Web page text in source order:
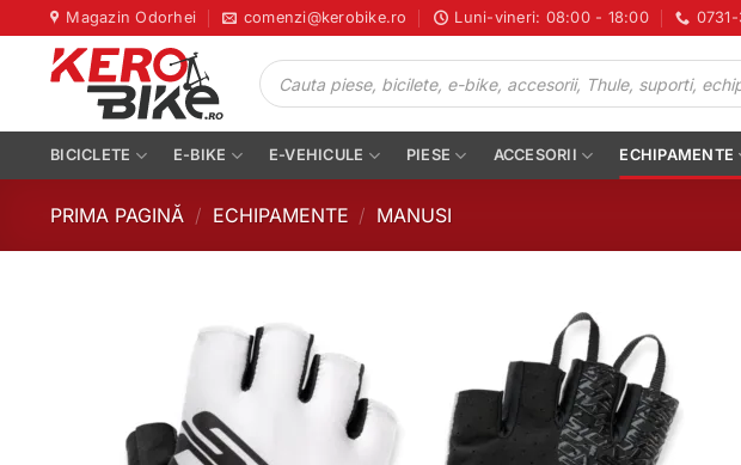
to
content
Magazin Odorhei comenzi@kerobike.ro Luni-vineri: 08:00 - 18:00
Products
search
BICICLETE E-BIKE E-VEHICULE PIESE ACCESORII ECHIPAMENTE
PRIMA PAGINĂ / ECHIPAMENTE / MANUSI